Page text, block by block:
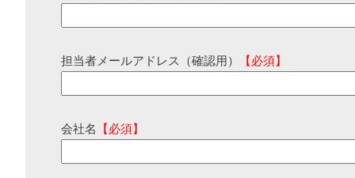
担当者メールアドレス（確認用） 【必須】
会社名 【必須】